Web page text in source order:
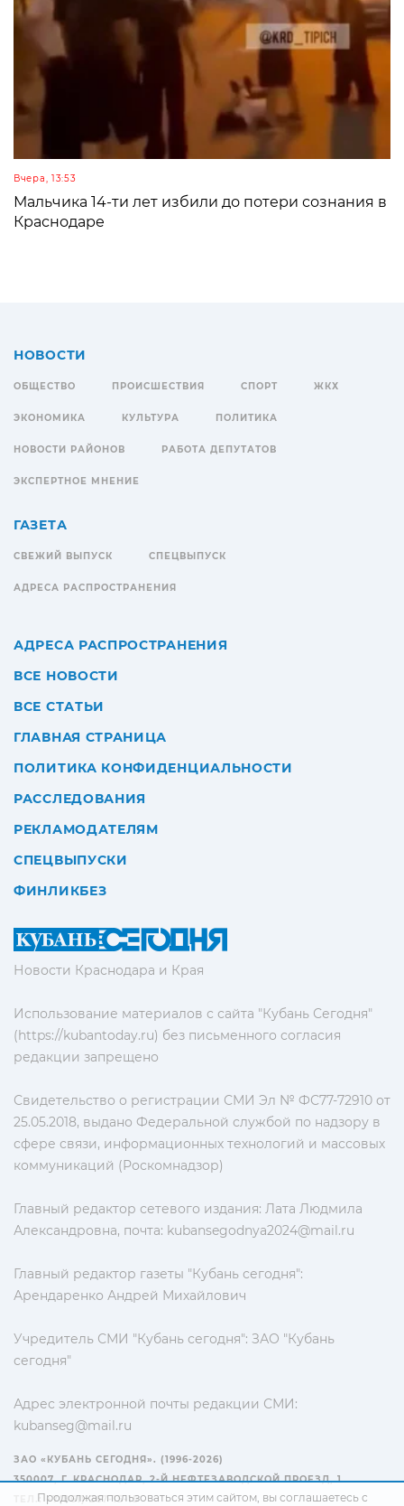
Вчера, 13:53
Мальчика 14-ти лет избили до потери сознания в
Краснодаре
Новости Краснодара и Края
Использование материалов с сайта "Кубань Сегодня"
(https://kubantoday.ru) без письменного согласия
редакции запрещено
Свидетельство о регистрации СМИ Эл № ФС77-72910 от
25.05.2018, выдано Федеральной службой по надзору в
сфере связи, информационных технологий и массовых
коммуникаций (Роскомнадзор)
Главный редактор сетевого издания: Лата Людмила
Александровна, почта: kubansegodnya2024@mail.ru
Главный редактор газеты "Кубань сегодня":
Арендаренко Андрей Михайлович
Учредитель СМИ "Кубань сегодня": ЗАО "Кубань
сегодня"
Адрес электронной почты редакции СМИ:
kubanseg@mail.ru
НОВОСТИ
ОБЩЕСТВО ПРОИСШЕСТВИЯ СПОРТ ЖКХ
ЭКОНОМИКА КУЛЬТУРА ПОЛИТИКА
НОВОСТИ РАЙОНОВ РАБОТА ДЕПУТАТОВ
ЭКСПЕРТНОЕ МНЕНИЕ
ГАЗЕТА
СВЕЖИЙ ВЫПУСК СПЕЦВЫПУСК
АДРЕСА РАСПРОСТРАНЕНИЯ
АДРЕСА РАСПРОСТРАНЕНИЯ
ВСЕ НОВОСТИ
ВСЕ СТАТЬИ
ГЛАВНАЯ СТРАНИЦА
ПОЛИТИКА КОНФИДЕНЦИАЛЬНОСТИ
РАССЛЕДОВАНИЯ
РЕКЛАМОДАТЕЛЯМ
СПЕЦВЫПУСКИ
ФИНЛИКБЕЗ
ЗАО «КУБАНЬ СЕГОДНЯ». (1996-2026)
350007, Г. КРАСНОДАР, 2-Й НЕФТЕЗАВОДСКОЙ ПРОЕЗД, 1
ТЕЛ.: +7(861) 267-15-15
Продолжая пользоваться этим сайтом, вы соглашаетесь с